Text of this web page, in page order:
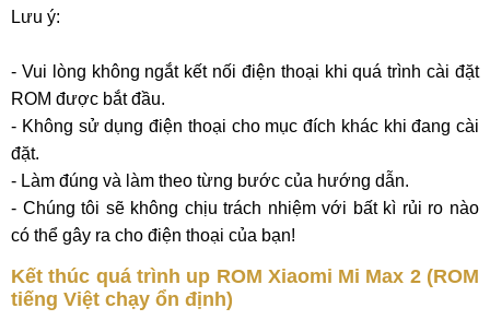
Lưu ý:
- Vui lòng không ngắt kết nối điện thoại khi quá trình cài đặt
ROM được bắt đầu.
- Không sử dụng điện thoại cho mục đích khác khi đang cài
đặt.
- Làm đúng và làm theo từng bước của hướng dẫn.
- Chúng tôi sẽ không chịu trách nhiệm với bất kì rủi ro nào
có thể gây ra cho điện thoại của bạn!
Kết thúc quá trình up ROM Xiaomi Mi Max 2 (ROM
tiếng Việt chạy ổn định)